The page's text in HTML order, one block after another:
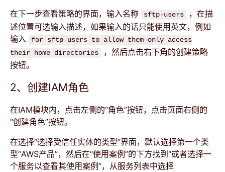
在下一步查看策略的界面，输入名称
sftp-users
，在描
述位置可选输入描述，如果输入的话只能使用英文，例如
输入
for sftp users to allow them only access
their home directories
，然后点击右下角的创建策略
按钮。
2、创建IAM角色
在IAM模块内，点击左侧的“角色”按钮，点击页面右侧的
“创建角色”按钮。
在选择“选择受信任实体的类型”界面，默认选择第一个类
型“AWS产品”，然后在“使用案例”的下方找到“或者选择一
个服务以查看其使用案例”，从服务列表中选择